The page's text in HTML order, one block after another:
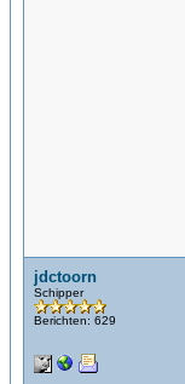
jdctoorn
Schipper
Berichten: 629